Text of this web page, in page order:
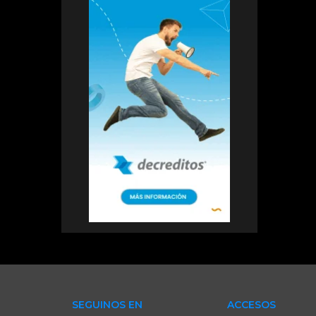
SEGUINOS EN ACCESOS